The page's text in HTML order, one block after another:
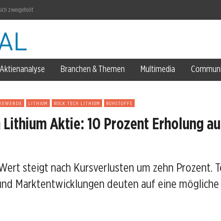
zweigeteilt
Aktienanalyse Branchen & Themen Multimedia
LITHIUM ROCK TECH LITHIUM ROHSTOFFE
Lithium Aktie: 10 Prozent Erholung
steigt nach Kursverlusten um zehn Prozent.
Marktentwicklungen deuten auf eine